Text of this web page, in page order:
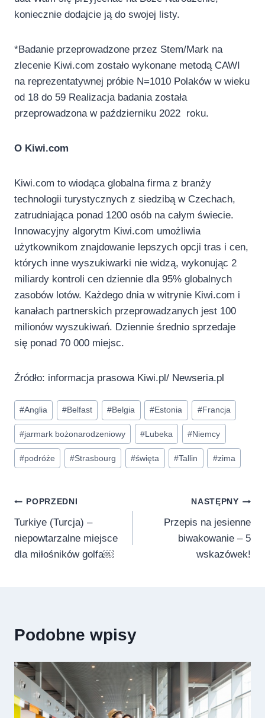
koniecznie dodajcie ją do swojej listy.
*Badanie przeprowadzone przez Stem/Mark na
zlecenie Kiwi.com zostało wykonane metodą CAWI
na reprezentatywnej próbie N=1010 Polaków w wieku
od 18 do 59 Realizacja badania została
przeprowadzona w październiku 2022 roku.
O Kiwi.com
Kiwi.com to wiodąca globalna firma z branży
technologii turystycznych z siedzibą w Czechach,
zatrudniająca ponad 1200 osób na całym świecie.
Innowacyjny algorytm Kiwi.com umożliwia
użytkownikom znajdowanie lepszych opcji tras i cen,
których inne wyszukiwarki nie widzą, wykonując 2
miliardy kontroli cen dziennie dla 95% globalnych
zasobów lotów. Każdego dnia w witrynie Kiwi.com i
kanałach partnerskich przeprowadzanych jest 100
milionów wyszukiwań. Dziennie średnio sprzedaje
się ponad 70 000 miejsc.
Źródło: informacja prasowa Kiwi.pl/ Newseria.pl
Tagi
wpisu:
#Anglia #Belfast #Belgia #Estonia #Francja
#jarmark bożonarodzeniowy # Lubeka #Niemcy
#podróże #Strasbourg #święta #Tallin #zima
Nawigacja
wpisu
POPRZEDNI
Turkiye (Turcja) –
niepowtarzalne miejsce
dla miłośników golfa￼
NASTĘPNY
Przepis na jesienne
biwakowanie – 5
wskazówek!
Podobne wpisy